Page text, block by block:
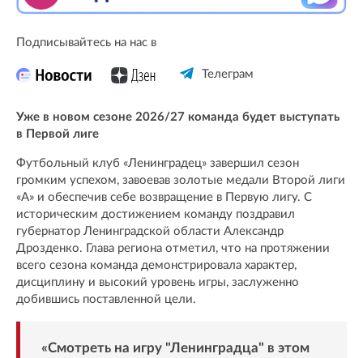
Подписывайтесь на нас в
Телеграм
Уже в новом сезоне 2026/27 команда будет выступать
в Первой лиге
Футбольный клуб «Ленинградец» завершил сезон
громким успехом, завоевав золотые медали Второй лиги
«А» и обеспечив себе возвращение в Первую лигу. С
историческим достижением команду поздравил
губернатор Ленинградской области Александр
Дрозденко. Глава региона отметил, что на протяжении
всего сезона команда демонстрировала характер,
дисциплину и высокий уровень игры, заслуженно
добившись поставленной цели.
«Смотреть на игру "Ленинградца" в этом